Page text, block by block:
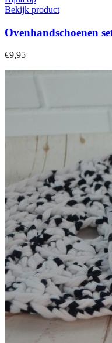
Bekijk product
Ovenhandschoenen
€9,95